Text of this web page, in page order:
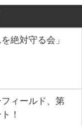
絶対守る会」
ィールド、第
！